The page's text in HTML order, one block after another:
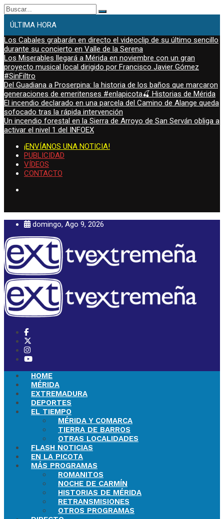
Buscar:
ÚLTIMA HORA
Los Cabales grabarán en directo el videoclip de su último sencillo
durante su concierto en Valle de la Serena
Los Miserables llegará a Mérida en noviembre con un gran
proyecto musical local dirigido por Francisco Javier Gómez
#SinFiltro
Del Guadiana a Proserpina: la historia de los baños que marcaron
generaciones de emeritenses #enlapicota🍒 Historias de Mérida
El incendio declarado en una parcela del Camino de Alange queda
sofocado tras la rápida intervención
Un incendio forestal en la Sierra de Arroyo de San Serván obliga a
activar el nivel 1 del INFOEX
¡ENVÍANOS UNA NOTICIA!
PUBLICIDAD
VÍDEOS
CONTACTO
domingo, Ago 9, 2026
HOME
MÉRIDA
EXTREMADURA
DEPORTES
EL TIEMPO
MÉRIDA Y COMARCA
TIERRA DE BARROS
OTRAS LOCALIDADES
FLASH NOTICIAS
EN LA PICOTA
MÁS PROGRAMAS
ROMANITOS
NOCHE DE CARMÍN
HISTORIAS DE MÉRIDA
RETRANSMISIONES
OTROS PROGRAMAS